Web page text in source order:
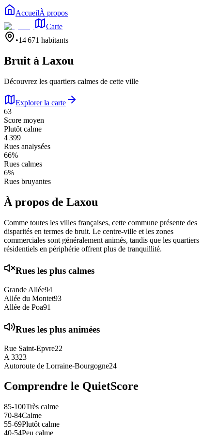
AccueilÀ propos
Carte
•14 671 habitants
Bruit à Laxou
Découvrez les quartiers calmes de cette ville
Explorer la carte
63
Score moyen
Plutôt calme
4 399
Rues analysées
66%
Rues calmes
6%
Rues bruyantes
À propos de Laxou
Comme toutes les villes françaises, cette commune présente des
disparités en termes de bruit. Le centre-ville et les zones
commerciales sont généralement animés, tandis que les quartiers
résidentiels en périphérie offrent plus de tranquillité.
Rues les plus calmes
Grande Allée94
Allée du Montet93
Allée de Poa91
Rues les plus animées
Rue Saint-Epvre22
A 3323
Autoroute de Lorraine-Bourgogne24
Comprendre le QuietScore
85-100Très calme
70-84Calme
55-69Plutôt calme
40-54Peu calme